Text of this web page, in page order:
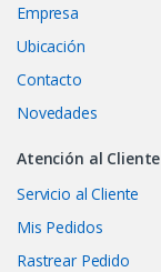
Empresa
Ubicación
Contacto
Novedades
Atención al Cliente
Servicio al Cliente
Mis Pedidos
Rastrear Pedido